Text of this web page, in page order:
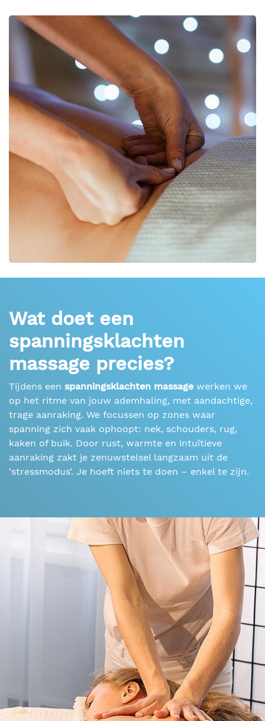
Wat doet een
spanningsklachten
massage precies?
Tijdens een spanningsklachten massage werken we
op het ritme van jouw ademhaling, met aandachtige,
trage aanraking. We focussen op zones waar
spanning zich vaak ophoopt: nek, schouders, rug,
kaken of buik. Door rust, warmte en intuïtieve
aanraking zakt je zenuwstelsel langzaam uit de
‘stressmodus’. Je hoeft niets te doen – enkel te zijn.